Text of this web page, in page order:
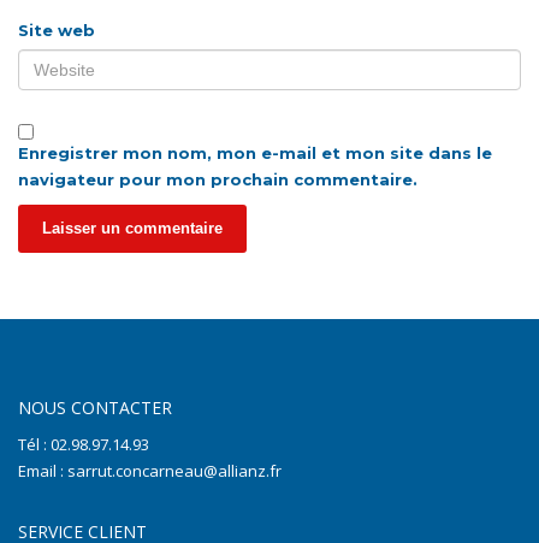
Site web
Enregistrer mon nom, mon e-mail et mon site dans le
navigateur pour mon prochain commentaire.
NOUS CONTACTER
Tél : 02.98.97.14.93
Email : sarrut.concarneau@allianz.fr
SERVICE CLIENT